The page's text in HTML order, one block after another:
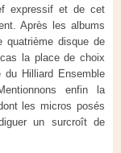
expressif et de cet
Après les albums
quatrième disque de
la place de choix
du Hilliard Ensemble
enfin la
les micros posés
un surcroît de